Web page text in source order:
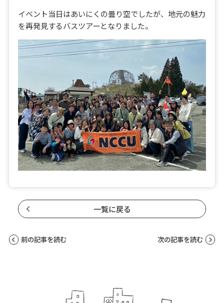
イベント当日はあいにくの曇り空でしたが、地元の魅力
を再発見するバスツアーとなりました。
一覧に戻る
前の記事を読む 次の記事を読む